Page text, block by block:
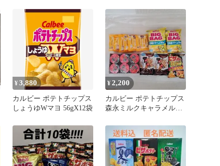
¥3,880
カルビー ポテトチップス
しょうゆWマヨ 56gX12袋
¥2,200
カルビー ポテトチップス
森永ミルクキャラメル辛